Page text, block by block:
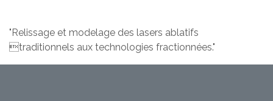
"Relissage et modelage des lasers ablatifs
traditionnels aux technologies fractionnées."